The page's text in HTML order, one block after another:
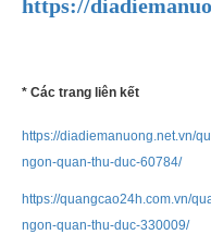
https://
* Các trang liên kết
https://diadiemanuong.net.vn/
ngon-quan-thu-duc-60784/
https://quangcao24h.com.vn/
ngon-quan-thu-duc-330009/